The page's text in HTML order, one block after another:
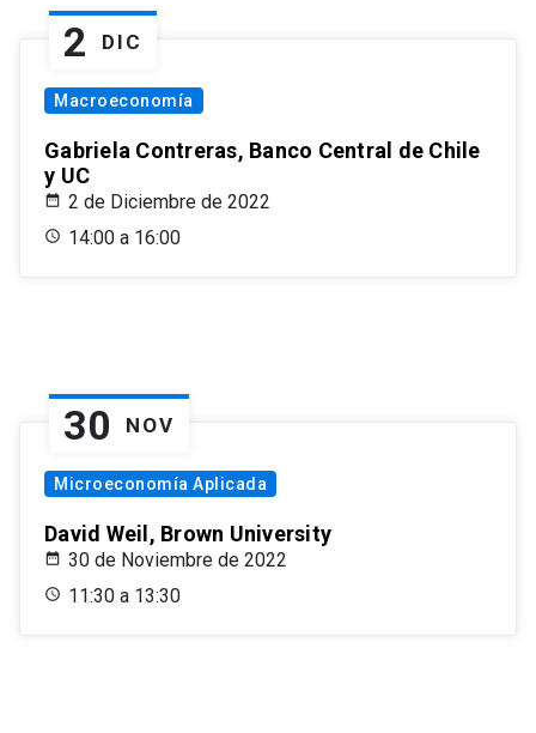
2 DIC
Macroeconomía
Gabriela Contreras, Banco Central de Chile
y UC
2 de Diciembre de 2022
14:00 a 16:00
30 NOV
Microeconomía Aplicada
David Weil, Brown University
30 de Noviembre de 2022
11:30 a 13:30